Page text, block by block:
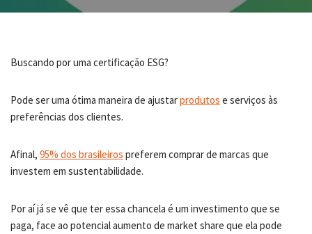
Buscando por uma certificação ESG?
Pode ser uma ótima maneira de ajustarprodutos e serviços às
preferências dos clientes.
Afinal, 95% dos brasileiros preferem comprar de marcas que
investem em sustentabilidade.
Por aí já se vê que ter essa chancela é um investimento que se
paga, face ao potencial aumento de market share que ela pode